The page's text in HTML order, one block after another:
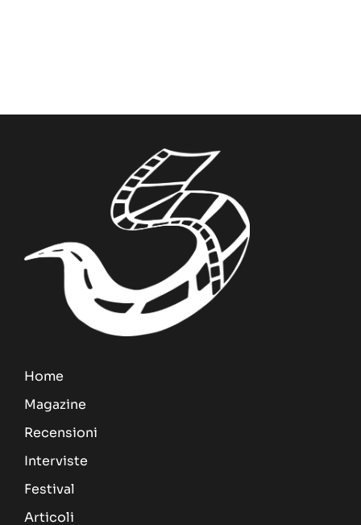
Home
Magazine
Recensioni
Interviste
Festival
Articoli